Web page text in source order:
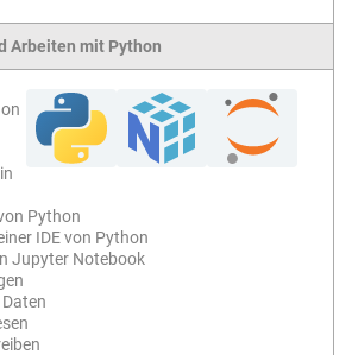
Arbeiten mit Python
Python
IDE von Python
Jupyter Notebook